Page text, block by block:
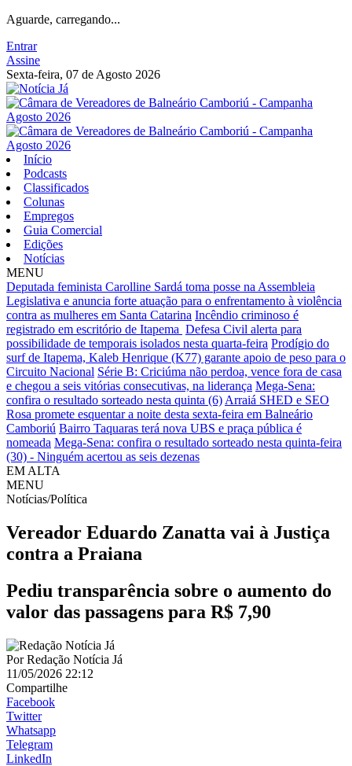
Aguarde, carregando...
Entrar
Assine
Sexta-feira, 07 de Agosto 2026
Início
Podcasts
Classificados
Colunas
Empregos
Guia Comercial
Edições
Notícias
MENU
Deputada feminista Carolline Sardá toma posse na Assembleia
Legislativa e anuncia forte atuação para o enfrentamento à violência
contra as mulheres em Santa Catarina Incêndio criminoso é
registrado em escritório de Itapema Defesa Civil alerta para
possibilidade de temporais isolados nesta quarta-feira Prodígio do
surf de Itapema, Kaleb Henrique (K77) garante apoio de peso para o
Circuito Nacional Série B: Criciúma não perdoa, vence fora de casa
e chegou a seis vitórias consecutivas, na liderança Mega-Sena:
confira o resultado sorteado nesta quinta (6) Arraiá SHED e SEO
Rosa promete esquentar a noite desta sexta-feira em Balneário
Camboriú Bairro Taquaras terá nova UBS e praça pública é
nomeada Mega-Sena: confira o resultado sorteado nesta quinta-feira
(30) - Ninguém acertou as seis dezenas
EM ALTA
MENU
Notícias/Política
Vereador Eduardo Zanatta vai à Justiça
contra a Praiana
Pediu transparência sobre o aumento do
valor das passagens para R$ 7,90
PorRedação Notícia Já
11/05/2026 22:12
Compartilhe
Facebook
Twitter
Whatsapp
Telegram
LinkedIn